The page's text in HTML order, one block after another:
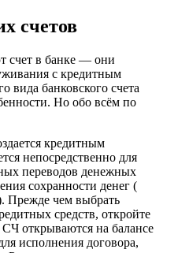
счетов
счет в банке — они
с кредитным
вида банковского счета
Но обо всём по
кредитным
непосредственно для
переводов денежных
сохранности денег (
Прежде чем выбрать
средств, откройте
открываются на балансе
исполнения договора,